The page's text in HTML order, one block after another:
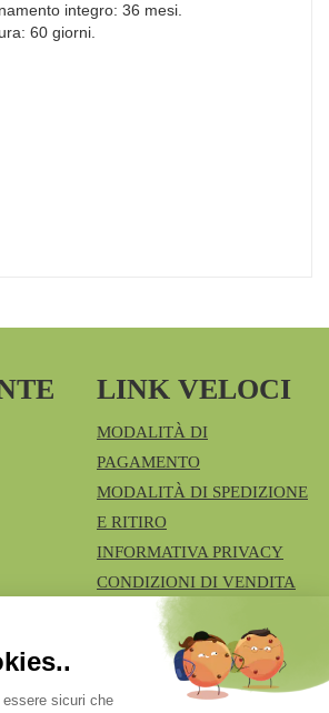
integro: 36 mesi.
60 giorni.
LINK VELOCI
MODALITÀ DI
PAGAMENTO
MODALITÀ DI SPEDIZIONE
E RITIRO
INFORMATIVA PRIVACY
CONDIZIONI DI VENDITA
COOKIE POLICY
Comunali Vimercatesi